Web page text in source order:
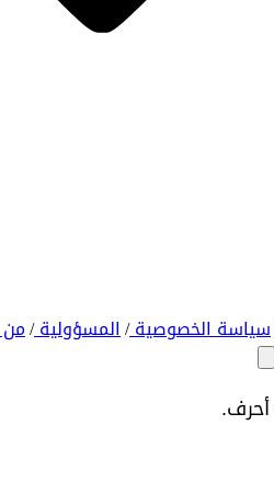
سياسة الخصوصية/ المسؤولية/